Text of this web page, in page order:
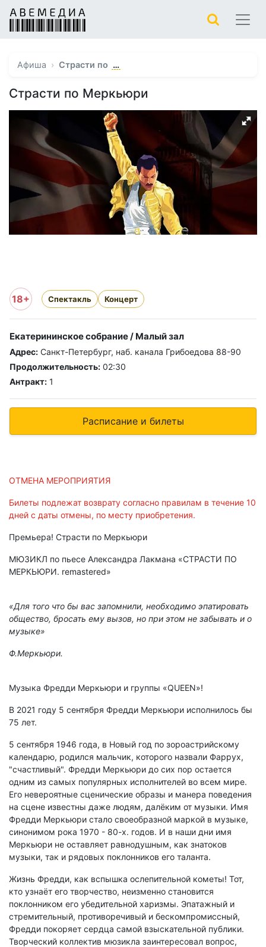
Афиша Страсти по …
Страсти по Меркьюри
18+ Спектакль Концерт
Екатерининское собрание / Малый зал
Адрес: Санкт-Петербург, наб. канала Грибоедова 88-90
Продолжительность: 02:30
Антракт: 1
Расписание и билеты
ОТМЕНА МЕРОПРИЯТИЯ
Билеты подлежат возврату согласно правилам в течение 10
дней с даты отмены, по месту приобретения.
Премьера! Страсти по Меркьюри
МЮЗИКЛ по пьесе Александра Лакмана «СТРАСТИ ПО
МЕРКЬЮРИ. remastered»
«Для того что бы вас запомнили, необходимо эпатировать
общество, бросать ему вызов, но при этом не забывать и о
музыке»
Ф.Меркьюри.
Музыка Фредди Меркьюри и группы «QUEEN»!
В 2021 году 5 сентября Фредди Меркьюри исполнилось бы
75 лет.
5 сентября 1946 года, в Новый год по зороастрийскому
календарю, родился мальчик, которого назвали Фаррух,
"счастливый". Фредди Меркьюри до сих пор остается
одним из самых популярных исполнителей во всем мире.
Его невероятные сценические образы и манера поведения
на сцене известны даже людям, далёким от музыки. Имя
Фредди Меркьюри стало своеобразной маркой в музыке,
синонимом рока 1970 - 80-х. годов. И в наши дни имя
Меркьюри не оставляет равнодушным, как знатоков
музыки, так и рядовых поклонников его таланта.
Жизнь Фредди, как вспышка ослепительной кометы! Тот,
кто узнаёт его творчество, неизменно становится
поклонником его убедительной харизмы. Эпатажный и
стремительный, противоречивый и бескомпромиссный,
Фредди покоряет сердца самой взыскательной публики.
Творческий коллектив мюзикла заинтересовал вопрос,